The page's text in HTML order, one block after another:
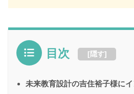
目次 [隠す]
未来教育設計の吉住裕子様に